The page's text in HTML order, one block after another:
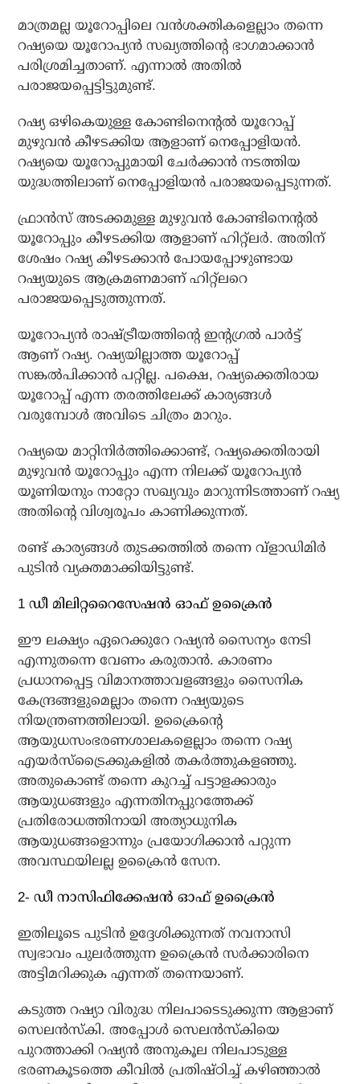
മാത്രമല്ല യൂറോപ്പിലെ വന്‍ശക്തികളെല്ലാം തന്നെ
റഷ്യയെ യൂറോപ്യന്‍ സഖ്യത്തിന്റെ ഭാഗമാക്കാന്‍
പരിശ്രമിച്ചതാണ്. എന്നാല്‍ അതില്‍
പരാജയപ്പെട്ടിട്ടുമുണ്ട്.
റഷ്യ ഒഴികെയുള്ള കോണ്ടിനെന്റല്‍ യൂറോപ്പ്
മുഴുവന്‍ കീഴടക്കിയ ആളാണ് നെപ്പോളിയന്‍.
റഷ്യയെ യൂറോപ്പുമായി ചേര്‍ക്കാന്‍ നടത്തിയ
യുദ്ധത്തിലാണ് നെപ്പോളിയന്‍ പരാജയപ്പെടുന്നത്.
ഫ്രാന്‍സ് അടക്കമുള്ള മുഴുവന്‍ കോണ്ടിനെന്റല്‍
യൂറോപ്പും കീഴടക്കിയ ആളാണ് ഹിറ്റ്‌ലര്‍. അതിന്
ശേഷം റഷ്യ കീഴടക്കാന്‍ പോയപ്പോഴുണ്ടായ
റഷ്യയുടെ ആക്രമണമാണ് ഹിറ്റ്‌ലറെ
പരാജയപ്പെടുത്തുന്നത്.
യൂറോപ്യന്‍ രാഷ്ട്രീയത്തിന്റെ ഇന്റഗ്രല്‍ പാര്‍ട്ട്
ആണ് റഷ്യ. റഷ്യയില്ലാത്ത യൂറോപ്പ്
സങ്കല്‍പിക്കാന്‍ പറ്റില്ല. പക്ഷെ, റഷ്യക്കെതിരായ
യൂറോപ്പ് എന്ന തരത്തിലേക്ക് കാര്യങ്ങള്‍
വരുമ്പോള്‍ അവിടെ ചിത്രം മാറും.
റഷ്യയെ മാറ്റിനിര്‍ത്തിക്കൊണ്ട്, റഷ്യക്കെതിരായി
മുഴുവന്‍ യൂറോപ്പും എന്ന നിലക്ക് യൂറോപ്യന്‍
യൂണിയനും നാറ്റോ സഖ്യവും മാറുന്നിടത്താണ് റഷ്യ
അതിന്റെ വിശ്വരൂപം കാണിക്കുന്നത്.
രണ്ട് കാര്യങ്ങള്‍ തുടക്കത്തില്‍ തന്നെ വ്‌ളാഡിമിര്‍
പുടിന്‍ വ്യക്തമാക്കിയിട്ടുണ്ട്.
1 ഡീ മിലിറ്ററൈസേഷന്‍ ഓഫ് ഉക്രൈന്‍
ഈ ലക്ഷ്യം ഏറെക്കുറേ റഷ്യന്‍ സൈന്യം നേടി
എന്നുതന്നെ വേണം കരുതാന്‍. കാരണം
പ്രധാനപ്പെട്ട വിമാനത്താവളങ്ങളും സൈനിക
കേന്ദ്രങ്ങളുമെല്ലാം തന്നെ റഷ്യയുടെ
നിയന്ത്രണത്തിലായി. ഉക്രൈന്റെ
ആയുധസംഭരണശാലകളെല്ലാം തന്നെ റഷ്യ
എയര്‍സ്‌ട്രൈക്കുകളില്‍ തകര്‍ത്തുകളഞ്ഞു.
അതുകൊണ്ട് തന്നെ കുറച്ച് പട്ടാളക്കാരും
ആയുധങ്ങളും എന്നതിനപ്പുറത്തേക്ക്
പ്രതിരോധത്തിനായി അത്യാധുനിക
ആയുധങ്ങളൊന്നും പ്രയോഗിക്കാന്‍ പറ്റുന്ന
അവസ്ഥയിലല്ല ഉക്രൈന്‍ സേന.
2- ഡീ നാസിഫിക്കേഷന്‍ ഓഫ് ഉക്രൈന്‍
ഇതിലൂടെ പുടിന്‍ ഉദ്ദേശിക്കുന്നത് നവനാസി
സ്വഭാവം പുലര്‍ത്തുന്ന ഉക്രൈന്‍ സര്‍ക്കാരിനെ
അട്ടിമറിക്കുക എന്നത് തന്നെയാണ്.
കടുത്ത റഷ്യാ വിരുദ്ധ നിലപാടെടുക്കുന്ന ആളാണ്
സെലന്‍സ്‌കി. അപ്പോള്‍ സെലന്‍സ്‌കിയെ
പുറത്താക്കി റഷ്യന്‍ അനുകൂല നിലപാടുള്ള
ഭരണകൂടത്തെ കീവില്‍ പ്രതിഷ്ഠിച്ച് കഴിഞ്ഞാല്‍